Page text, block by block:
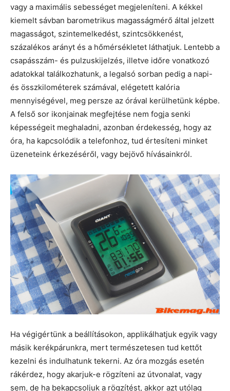
vagy a maximális sebességet megjeleníteni. A kékkel
kiemelt sávban barometrikus magasságmérő által jelzett
magasságot, szintemelkedést, szintcsökkenést,
százalékos arányt és a hőmérsékletet láthatjuk. Lentebb a
csapásszám- és pulzuskijelzés, illetve időre vonatkozó
adatokkal találkozhatunk, a legalsó sorban pedig a napi-
és összkilométerek számával, elégetett kalória
mennyiségével, meg persze az órával kerülhetünk képbe.
A felső sor ikonjainak megfejtése nem fogja senki
képességeit meghaladni, azonban érdekesség, hogy az
óra, ha kapcsolódik a telefonhoz, tud értesíteni minket
üzeneteink érkezéséről, vagy bejövő hívásainkról.
Ha végigértünk a beállításokon, applikálhatjuk egyik vagy
másik kerékpárunkra, mert természetesen tud kettőt
kezelni és indulhatunk tekerni. Az óra mozgás esetén
rákérdez, hogy akarjuk-e rögzíteni az útvonalat, vagy
sem, de ha bekapcsoljuk a rögzítést, akkor azt utólag